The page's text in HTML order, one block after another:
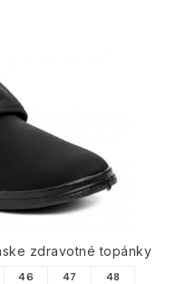
zdravotné topánky
46 47 48